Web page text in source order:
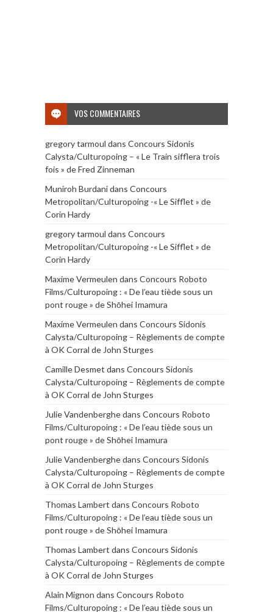
VOS COMMENTAIRES
gregory tarmoul dans Concours Sidonis
Calysta/Culturopoing – « Le Train sifflera trois
fois » de Fred Zinneman
Muniroh Burdanidans Concours
Metropolitan/Culturopoing -« Le Sifflet » de
Corin Hardy
gregory tarmoul dans Concours
Metropolitan/Culturopoing -« Le Sifflet » de
Corin Hardy
Maxime Vermeulen dans Concours Roboto
Films/Culturopoing : « De l’eau tiède sous un
pont rouge » de Shōhei Imamura
Maxime Vermeulen dans Concours Sidonis
Calysta/Culturopoing – Règlements de compte
à OK Corral de John Sturges
Camille Desmet dans Concours Sidonis
Calysta/Culturopoing – Règlements de compte
à OK Corral de John Sturges
Julie Vandenberghedans Concours Roboto
Films/Culturopoing : « De l’eau tiède sous un
pont rouge » de Shōhei Imamura
Julie Vandenberghedans Concours Sidonis
Calysta/Culturopoing – Règlements de compte
à OK Corral de John Sturges
Thomas Lambert dans Concours Roboto
Films/Culturopoing : « De l’eau tiède sous un
pont rouge » de Shōhei Imamura
Thomas Lambert dans Concours Sidonis
Calysta/Culturopoing – Règlements de compte
à OK Corral de John Sturges
Alain Mignon dans Concours Roboto
Films/Culturopoing : « De l’eau tiède sous un